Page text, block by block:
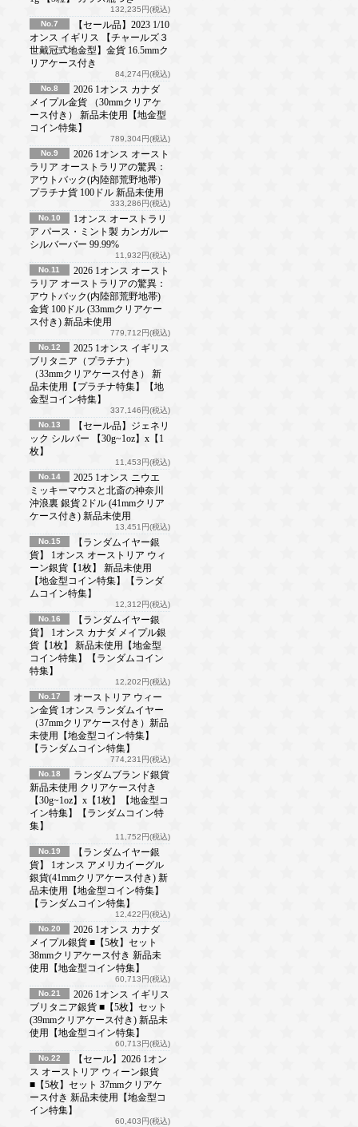
132,235円(税込)
No.7
【セール品】2023 1/10
オンス イギリス 【チャールズ３
世戴冠式地金型】金貨 16.5mmク
リアケース付き
84,274円(税込)
No.8
2026 1オンス カナダ
メイプル金貨 （30mmクリアケ
ース付き） 新品未使用【地金型
コイン特集】
789,304円(税込)
No.9
2026 1オンス オースト
ラリア オーストラリアの驚異：
アウトバック(内陸部荒野地帯)
プラチナ貨 100ドル 新品未使用
333,286円(税込)
No.10
1オンス オーストラリ
ア パース・ミント製 カンガルー
シルバーバー 99.99%
11,932円(税込)
No.11
2026 1オンス オースト
ラリア オーストラリアの驚異：
アウトバック(内陸部荒野地帯)
金貨 100ドル (33mmクリアケー
ス付き) 新品未使用
779,712円(税込)
No.12
2025 1オンス イギリス
ブリタニア（プラチナ）
（33mmクリアケース付き） 新
品未使用【プラチナ特集】【地
金型コイン特集】
337,146円(税込)
No.13
【セール品】ジェネリ
ック シルバー 【30g~1oz】x【1
枚】
11,453円(税込)
No.14
2025 1オンス ニウエ
ミッキーマウスと北斎の神奈川
沖浪裏 銀貨 2ドル (41mmクリア
ケース付き) 新品未使用
13,451円(税込)
No.15
【ランダムイヤー銀
貨】 1オンス オーストリア ウィ
ーン銀貨【1枚】 新品未使用
【地金型コイン特集】【ランダ
ムコイン特集】
12,312円(税込)
No.16
【ランダムイヤー銀
貨】 1オンス カナダ メイプル銀
貨【1枚】 新品未使用【地金型
コイン特集】【ランダムコイン
特集】
12,202円(税込)
No.17
オーストリア ウィー
ン金貨 1オンス ランダムイヤー
（37mmクリアケース付き）新品
未使用【地金型コイン特集】
【ランダムコイン特集】
774,231円(税込)
No.18
ランダムブランド銀貨
新品未使用 クリアケース付き
【30g~1oz】x【1枚】【地金型コ
イン特集】【ランダムコイン特
集】
11,752円(税込)
No.19
【ランダムイヤー銀
貨】 1オンス アメリカイーグル
銀貨(41mmクリアケース付き) 新
品未使用【地金型コイン特集】
【ランダムコイン特集】
12,422円(税込)
No.20
2026 1オンス カナダ
メイプル銀貨 ■【5枚】セット
38mmクリアケース付き 新品未
使用【地金型コイン特集】
60,713円(税込)
No.21
2026 1オンス イギリス
ブリタニア銀貨 ■【5枚】セット
(39mmクリアケース付き) 新品未
使用【地金型コイン特集】
60,713円(税込)
No.22
【セール】2026 1オン
ス オーストリア ウィーン銀貨
■【5枚】セット 37mmクリアケ
ース付き 新品未使用【地金型コ
イン特集】
60,403円(税込)